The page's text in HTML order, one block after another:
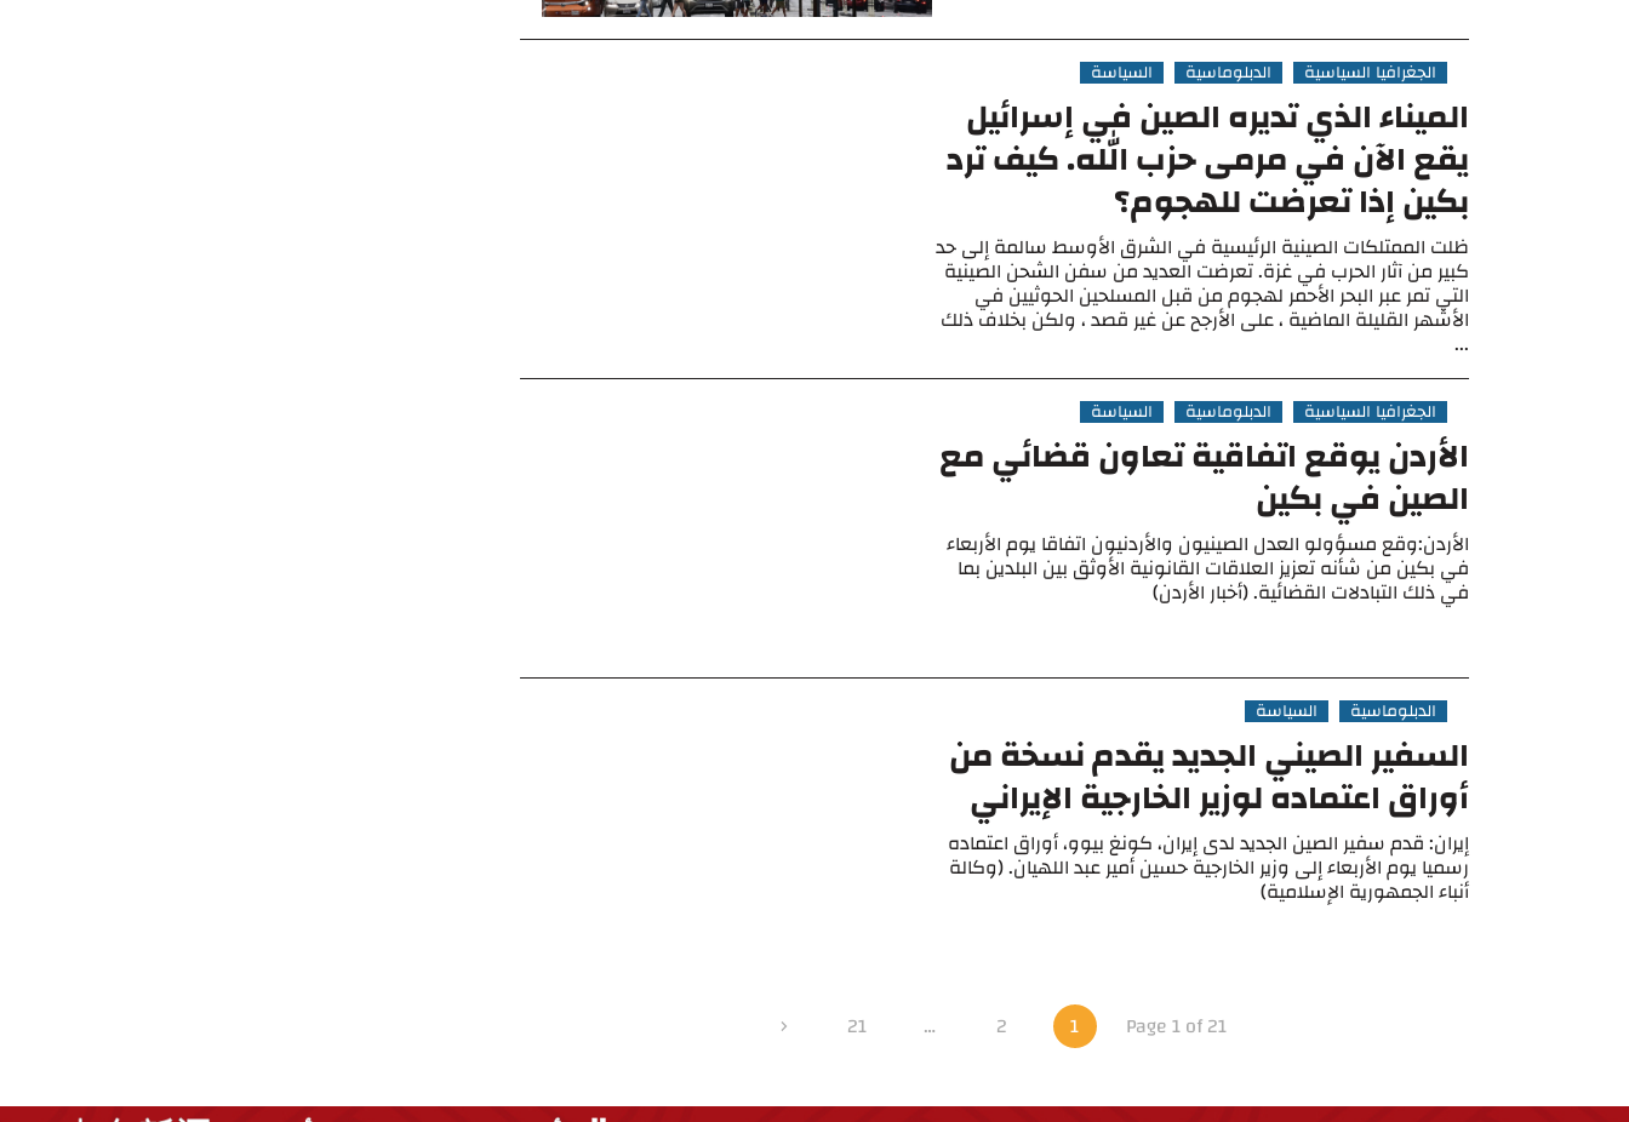
الجغرافيا السياسية الدبلوماسية السياسة
الميناء الذي تديره الصين في إسرائيل
يقع الآن في مرمى حزب الله. كيف ترد
بكين إذا تعرضت للهجوم؟
ظلت الممتلكات الصينية الرئيسية في الشرق الأوسط سالمة إلى حد
كبير من آثار الحرب في غزة. تعرضت العديد من سفن الشحن الصينية
التي تمر عبر البحر الأحمر لهجوم من قبل المسلحين الحوثيين في
الأشهر القليلة الماضية ، على الأرجح عن غير قصد ، ولكن بخلاف ذلك
...
الجغرافيا السياسية الدبلوماسية السياسة
الأردن يوقع اتفاقية تعاون قضائي مع
الصين في بكين
الأردن:وقع مسؤولو العدل الصينيون والأردنيون اتفاقا يوم الأربعاء
في بكين من شأنه تعزيز العلاقات القانونية الأوثق بين البلدين بما
في ذلك التبادلات القضائية. (أخبار الأردن)
الدبلوماسية السياسة
السفير الصيني الجديد يقدم نسخة من
أوراق اعتماده لوزير الخارجية الإيراني
إيران: قدم سفير الصين الجديد لدى إيران، كونغ بيوو، أوراق اعتماده
رسميا يوم الأربعاء إلى وزير الخارجية حسين أمير عبد اللهيان. (وكالة
أنباء الجمهورية الإسلامية)
Page 1 of 21
1
2
…
21